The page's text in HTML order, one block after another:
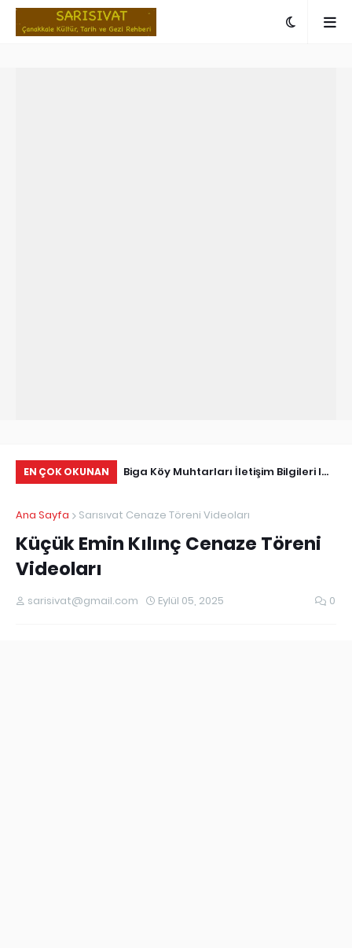
EN ÇOK OKUNAN
Biga Köy Muhtarları İletişim Bilgileri I
Ana Sayfa Sarısıvat Cenaze Töreni Videoları
Küçük Emin Kılınç Cenaze Töreni
Videoları
sarisivat@gmail.com Eylül 05, 2025 0